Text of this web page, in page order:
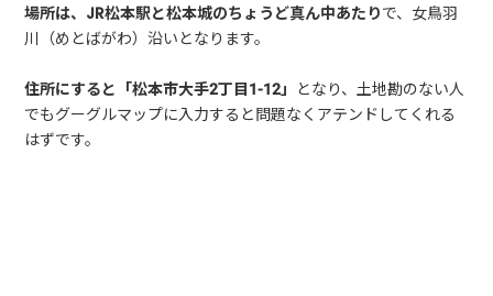
場所は、JR松本駅と松本城のちょうど真ん中あたりで、女鳥羽
川（めとばがわ）沿いとなります。
住所にすると「松本市大手2丁目1-12」 となり、土地勘のない人
でもグーグルマップに入力すると問題なくアテンドしてくれる
はずです。